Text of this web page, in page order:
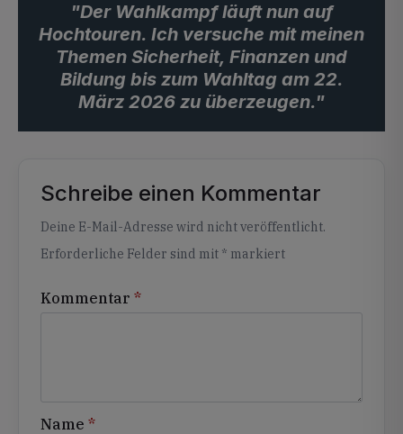
"Der Wahlkampf läuft nun auf
Hochtouren. Ich versuche mit meinen
Themen Sicherheit, Finanzen und
Bildung bis zum Wahltag am 22.
März 2026 zu überzeugen."
Schreibe einen Kommentar
Deine E-Mail-Adresse wird nicht veröffentlicht.
Erforderliche Felder sind mit * markiert
Kommentar *
Name *
Alternative: